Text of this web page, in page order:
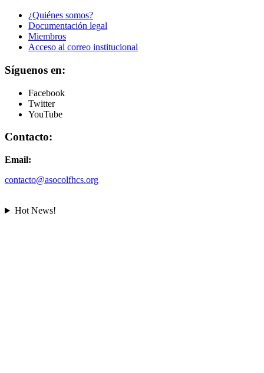
¿Quiénes somos?
Documentación legal
Miembros
Acceso al correo institucional
Síguenos en:
Facebook
Twitter
YouTube
Contacto:
Email:
contacto@asocolfhcs.org
Hot News!